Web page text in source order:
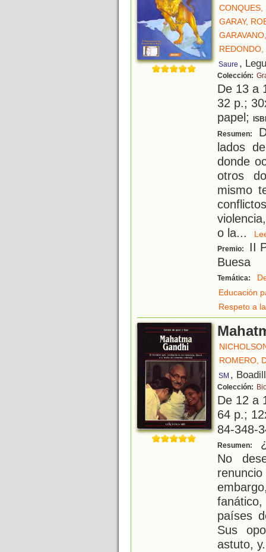
CONQUES,
GARAY,
REDONDO,
Saure ,
Colección:
De 13 a
32 p.;
papel;
Resumen:
lados
donde
otros
mismo
o la...
Premio:
II
Buesa
Temática:
Educación
Respeto a
ROMERO,
SM ,
Colección:
De 12 a
64 p.;
84-348-
Resumen:
No
países
Sus
astuto, y